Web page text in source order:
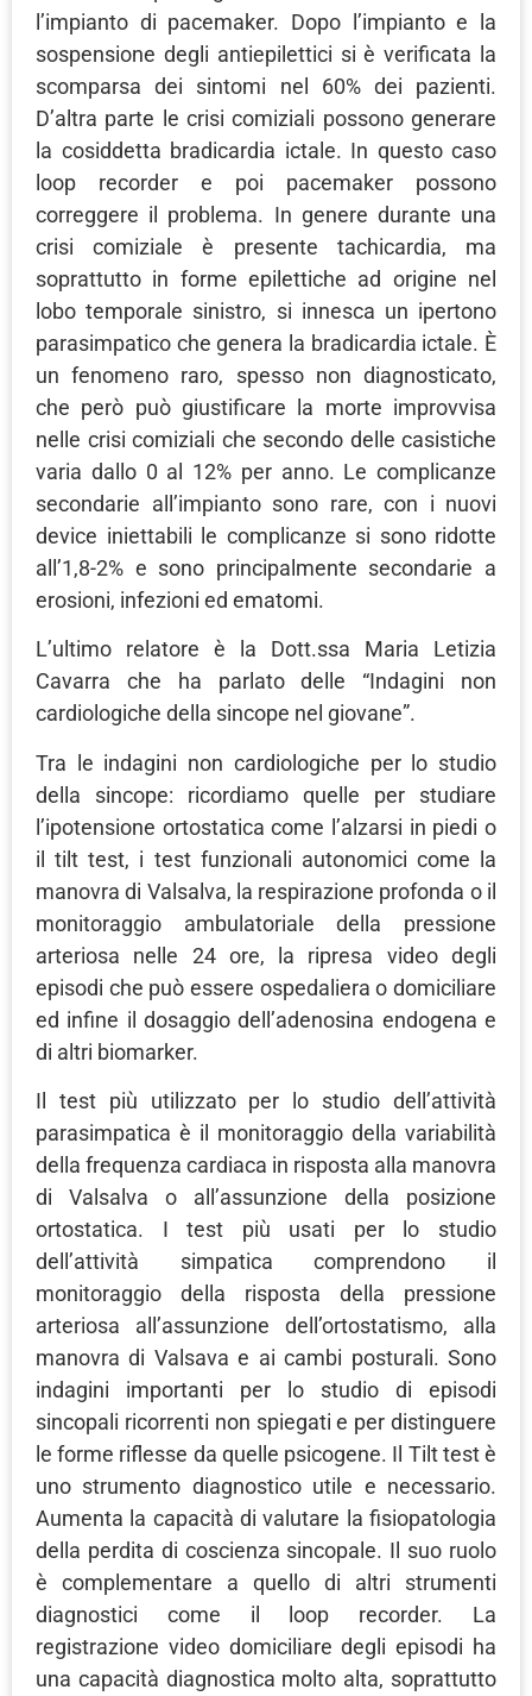
l’impianto di pacemaker. Dopo l’impianto e la
sospensione degli antiepilettici si è verificata la
scomparsa dei sintomi nel 60% dei pazienti.
D’altra parte le crisi comiziali possono generare
la cosiddetta bradicardia ictale. In questo caso
loop recorder e poi pacemaker possono
correggere il problema. In genere durante una
crisi comiziale è presente tachicardia, ma
soprattutto in forme epilettiche ad origine nel
lobo temporale sinistro, si innesca un ipertono
parasimpatico che genera la bradicardia ictale. È
un fenomeno raro, spesso non diagnosticato,
che però può giustificare la morte improvvisa
nelle crisi comiziali che secondo delle casistiche
varia dallo 0 al 12% per anno. Le complicanze
secondarie all’impianto sono rare, con i nuovi
device iniettabili le complicanze si sono ridotte
all’1,8-2% e sono principalmente secondarie a
erosioni, infezioni ed ematomi.
L’ultimo relatore è la Dott.ssa Maria Letizia
Cavarra che ha parlato delle “Indagini non
cardiologiche della sincope nel giovane”.
Tra le indagini non cardiologiche per lo studio
della sincope: ricordiamo quelle per studiare
l’ipotensione ortostatica come l’alzarsi in piedi o
il tilt test, i test funzionali autonomici come la
manovra di Valsalva, la respirazione profonda o il
monitoraggio ambulatoriale della pressione
arteriosa nelle 24 ore, la ripresa video degli
episodi che può essere ospedaliera o domiciliare
ed infine il dosaggio dell’adenosina endogena e
di altri biomarker.
Il test più utilizzato per lo studio dell’attività
parasimpatica è il monitoraggio della variabilità
della frequenza cardiaca in risposta alla manovra
di Valsalva o all’assunzione della posizione
ortostatica. I test più usati per lo studio
dell’attività simpatica comprendono il
monitoraggio della risposta della pressione
arteriosa all’assunzione dell’ortostatismo, alla
manovra di Valsava e ai cambi posturali. Sono
indagini importanti per lo studio di episodi
sincopali ricorrenti non spiegati e per distinguere
le forme riflesse da quelle psicogene. Il Tilt test è
uno strumento diagnostico utile e necessario.
Aumenta la capacità di valutare la fisiopatologia
della perdita di coscienza sincopale. Il suo ruolo
è complementare a quello di altri strumenti
diagnostici come il loop recorder. La
registrazione video domiciliare degli episodi ha
una capacità diagnostica molto alta, soprattutto